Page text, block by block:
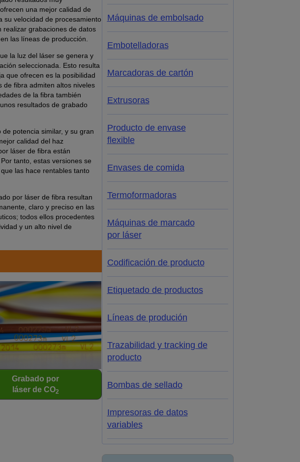
una mejor calidad de
su velocidad de procesamiento
realizar grabaciones de datos
las líneas de producción.
la luz del láser se genera y
seleccionada. Esto resulta
que ofrecen es la posibilidad
de fibra admiten altos niveles
de la fibra también
resultados de grabado
potencia similar, y su gran
calidad del haz
láser de fibra están
tanto, estas versiones se
las hace rentables tanto
por láser de fibra resultan
claro y preciso en las
todos ellos procedentes
y un alto nivel de
Grabado por
láser de CO2
Máquinas de embolsado
Embotelladoras
Marcadoras de cartón
Extrusoras
Producto de envase
flexible
Envases de comida
Termoformadoras
Máquinas de marcado
por láser
Codificación de producto
Etiquetado de productos
Líneas de produción
Trazabilidad y tracking de
producto
Bombas de sellado
Impresoras de datos
variables